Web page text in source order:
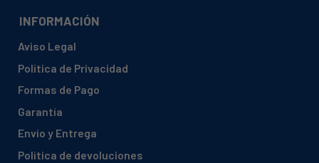
INFORMACIÓN
Aviso Legal
Política de Privacidad
Formas de Pago
Garantía
Envío y Entrega
Política de devoluciones